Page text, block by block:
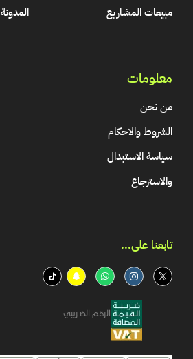
مبيعات المشاريع
المدونة
معلومات
من نحن
الشروط والاحكام
سياسة الاستبدال
والاسترجاع
تابعنا على...​
الرقم الضريبي